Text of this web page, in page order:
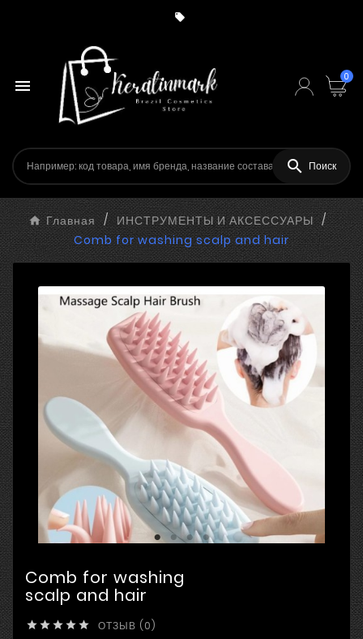

 0
 Поиск
Главная
ИНСТРУМЕНТЫ И АКСЕССУАРЫ
Comb for washing scalp and hair
Comb for washing
scalp and hair
     ОТЗЫВ (0)